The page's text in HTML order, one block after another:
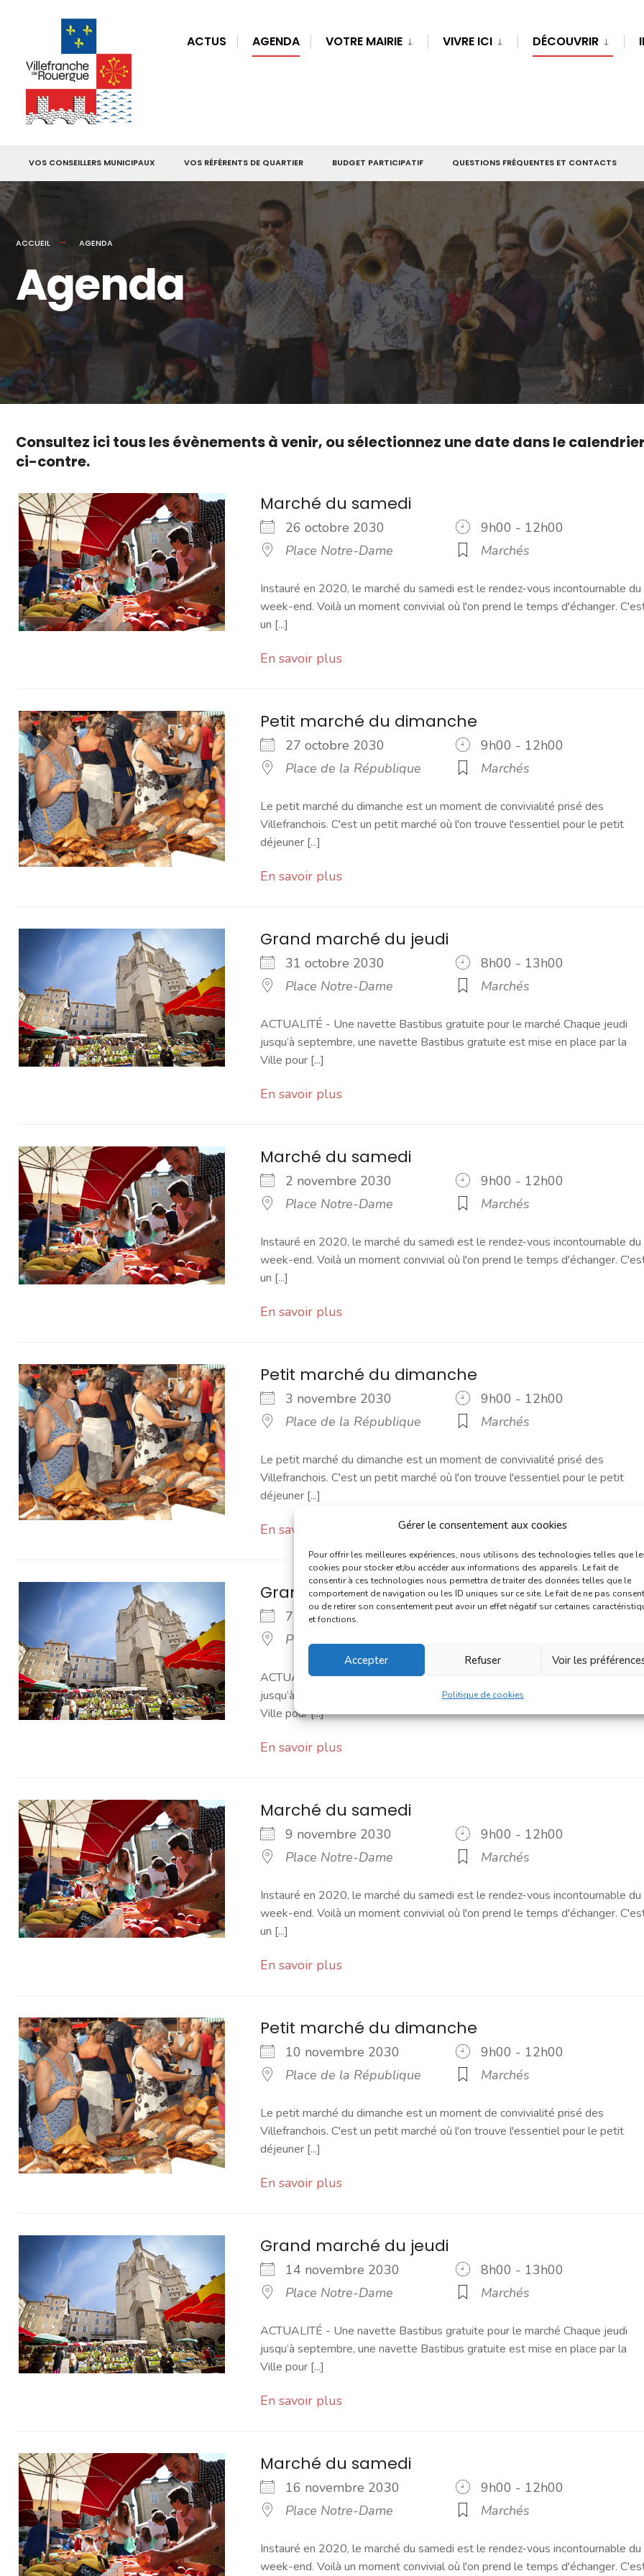
Gérer le consentement aux cookies
Pour offrir les meilleures expériences, nous utilisons des technologies telles que
cookies pour stocker et/ou accéder aux informations des appareils. Le fait de
consentir à ces technologies nous permettra de traiter des données telles que le
comportement de navigation ou les ID uniques sur ce site. Le fait de ne pas
ou de retirer son consentement peut avoir un effet négatif sur certaines
et fonctions.
Accepter Refuser Voir les
Politique de cookies
ACTUS AGENDA VOTRE MAIRIE VIVRE ICI DÉCOUVRIR
VOS CONSEILLERS MUNICIPAUX VOS RÉFÉRENTS DE QUARTIER BUDGET PARTICIPATIF QUESTIONS FRÉQUENTES ET CONTACTS
ACCUEIL AGENDA
Agenda
Consultez ici tous les évènements à venir, ou sélectionnez une date dans le
ci-contre.
Marché du samedi
26 octobre 2030
9h00 - 12h00
Place Notre-Dame
Marchés
Instauré en 2020, le marché du samedi est le rendez-vous incontournable du
week-end. Voilà un moment convivial où l'on prend le temps d'échanger.
un [...]
En savoir plus
Petit marché du dimanche
27 octobre 2030
9h00 - 12h00
Place de la République
Marchés
Le petit marché du dimanche est un moment de convivialité prisé des
Villefranchois. C'est un petit marché où l'on trouve l'essentiel pour le petit
déjeuner [...]
En savoir plus
Grand marché du jeudi
31 octobre 2030
8h00 - 13h00
Place Notre-Dame
Marchés
ACTUALITÉ - Une navette Bastibus gratuite pour le marché Chaque jeudi
jusqu’à septembre, une navette Bastibus gratuite est mise en place par la
Ville pour [...]
En savoir plus
Marché du samedi
2 novembre 2030
9h00 - 12h00
Place Notre-Dame
Marchés
Instauré en 2020, le marché du samedi est le rendez-vous incontournable du
week-end. Voilà un moment convivial où l'on prend le temps d'échanger.
un [...]
En savoir plus
Petit marché du dimanche
3 novembre 2030
9h00 - 12h00
Place de la République
Marchés
Le petit marché du dimanche est un moment de convivialité prisé des
Villefranchois. C'est un petit marché où l'on trouve l'essentiel pour le petit
déjeuner [...]
En savoir plus
Grand marché du jeudi
7 novembre 2030
8h00 - 13h00
Place Notre-Dame
ACTUALITÉ - Une navette Bastibus gratuite pour le marché Chaque jeudi
jusqu’à septembre, une navette Bastibus gratuite est mise en place par la
Ville pour [...]
En savoir plus
Marché du samedi
9 novembre 2030
9h00 - 12h00
Place Notre-Dame
Marchés
Instauré en 2020, le marché du samedi est le rendez-vous incontournable du
week-end. Voilà un moment convivial où l'on prend le temps d'échanger.
un [...]
En savoir plus
Petit marché du dimanche
10 novembre 2030
9h00 - 12h00
Place de la République
Marchés
Le petit marché du dimanche est un moment de convivialité prisé des
Villefranchois. C'est un petit marché où l'on trouve l'essentiel pour le petit
déjeuner [...]
En savoir plus
Grand marché du jeudi
14 novembre 2030
8h00 - 13h00
Place Notre-Dame
Marchés
ACTUALITÉ - Une navette Bastibus gratuite pour le marché Chaque jeudi
jusqu’à septembre, une navette Bastibus gratuite est mise en place par la
Ville pour [...]
En savoir plus
Marché du samedi
16 novembre 2030
9h00 - 12h00
Place Notre-Dame
Marchés
Instauré en 2020, le marché du samedi est le rendez-vous incontournable du
week-end. Voilà un moment convivial où l'on prend le temps d'échanger.